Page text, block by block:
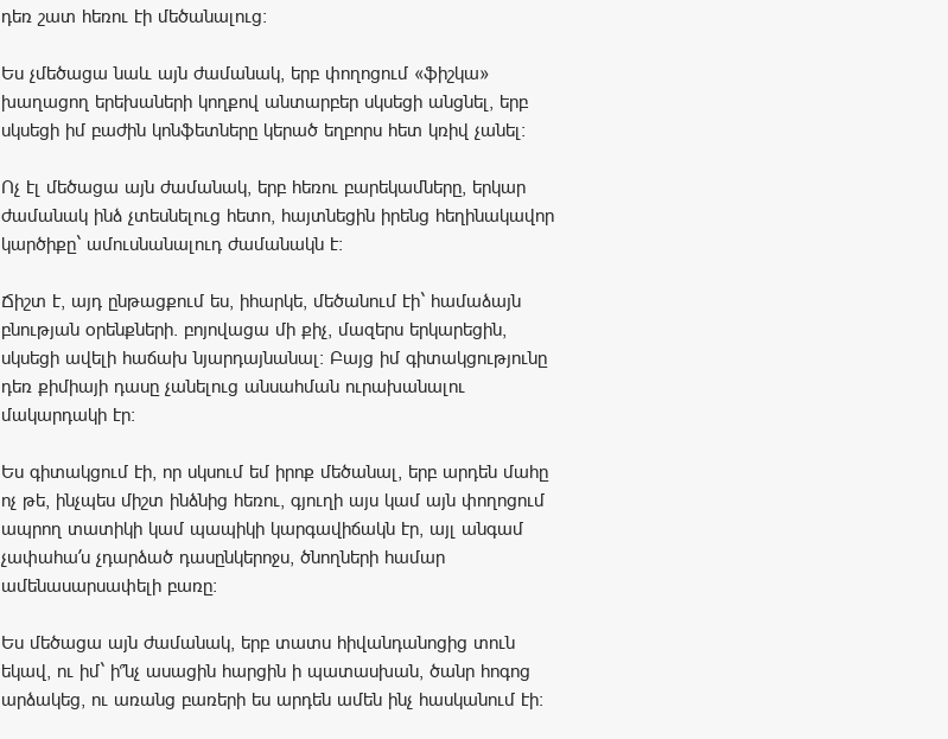
դեռ շատ հեռու էի մեծանալուց:
Ես չմեծացա նաև այն ժամանակ, երբ փողոցում «ֆիշկա»
խաղացող երեխաների կողքով անտարբեր սկսեցի անցնել, երբ
սկսեցի իմ բաժին կոնֆետները կերած եղբորս հետ կռիվ չանել:
Ոչ էլ մեծացա այն ժամանակ, երբ հեռու բարեկամները, երկար
ժամանակ ինձ չտեսնելուց հետո, հայտնեցին իրենց հեղինակավոր
կարծիքը` ամուսնանալուդ ժամանակն է:
Ճիշտ է, այդ ընթացքում ես, իհարկե, մեծանում էի` համաձայն
բնության օրենքների. բոյովացա մի քիչ, մազերս երկարեցին,
սկսեցի ավելի հաճախ նյարդայնանալ: Բայց իմ գիտակցությունը
դեռ քիմիայի դասը չանելուց անսահման ուրախանալու
մակարդակի էր:
Ես գիտակցում էի, որ սկսում եմ իրոք մեծանալ, երբ արդեն մահը
ոչ թե, ինչպես միշտ ինձնից հեռու, գյուղի այս կամ այն փողոցում
ապրող տատիկի կամ պապիկի կարգավիճակն էր, այլ անգամ
չափահա՛ս չդարձած դասընկերոջս, ծնողների համար
ամենասարսափելի բառը:
Ես մեծացա այն ժամանակ, երբ տատս հիվանդանոցից տուն
եկավ, ու իմ` ի՞նչ ասացին հարցին ի պատասխան, ծանր հոգոց
արձակեց, ու առանց բառերի ես արդեն ամեն ինչ հասկանում էի: